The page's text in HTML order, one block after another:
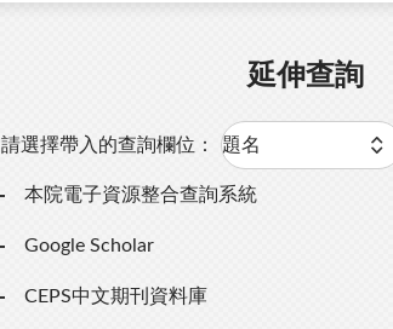
延伸查詢
請選擇帶入的查詢欄位：
本院電子資源整合查詢系統
Google Scholar
CEPS中文期刊資料庫